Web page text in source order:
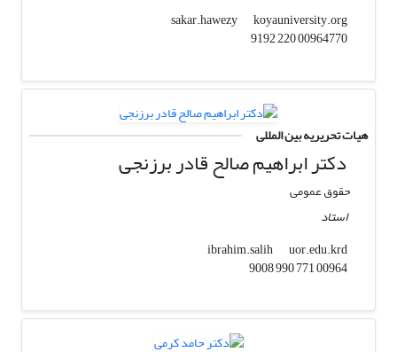
sakar.hawezy
koyauniversity.org
00964770 220 9192
هیات تحریریه بین المللی
دکتر ابراهیم صالح قادر برزنجی
حقوق عمومی
استاد
ibrahim.salih
uor.edu.krd
00964 771 990 9008